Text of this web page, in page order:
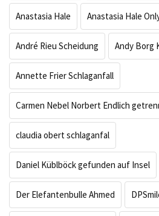
Anastasia Hale Anastasia Hale
André Rieu Scheidung Andy Borg
Annette Frier Schlaganfall
Carmen Nebel Norbert Endlich
claudia obert schlaganfal
Daniel Küblböck gefunden auf Insel
Der Elefantenbulle Ahmed